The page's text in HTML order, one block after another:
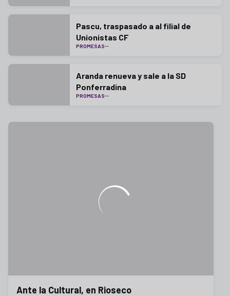
Pascu, traspasado a al filial de
Unionistas CF
PROMESAS
Aranda renueva y sale a la SD
Ponferradina
PROMESAS
Ante la Cultural, en Rioseco